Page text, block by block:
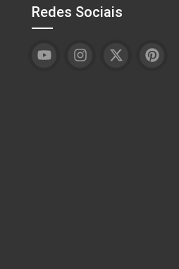
Redes Sociais